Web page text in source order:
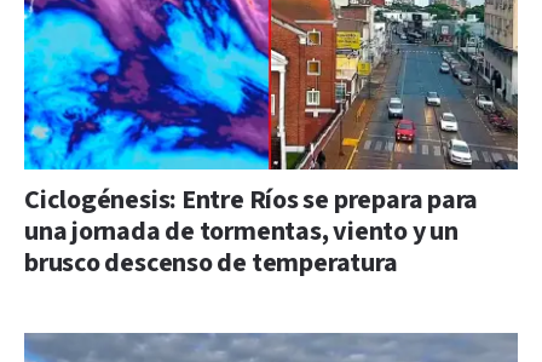
Ciclogénesis: Entre Ríos se prepara para
una jornada de tormentas, viento y un
brusco descenso de temperatura